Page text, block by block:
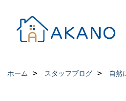
ホーム スタッフブログ 自然